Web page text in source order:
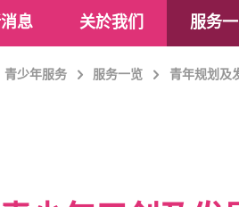
息 关於我们 服务
青少年服务 服务一览 青年规划及